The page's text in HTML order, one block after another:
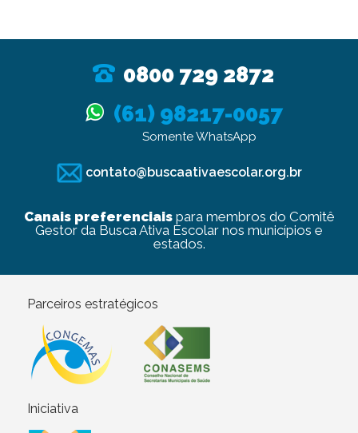
0800 729 2872
(61) 98217-0057
Somente WhatsApp
contato@buscaativaescolar.org.br
Canais preferenciaispara membros do Comitê
Gestor da Busca Ativa Escolar nos municípios e
estados.
Parceiros estratégicos
Iniciativa